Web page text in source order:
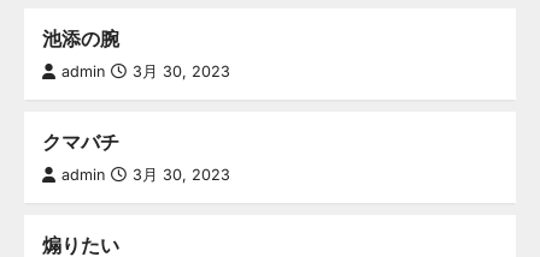
池添の腕
admin 3月 30, 2023
クマバチ
admin 3月 30, 2023
煽りたい